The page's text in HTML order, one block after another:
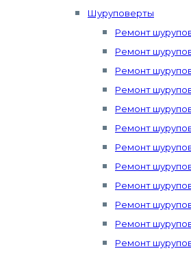
Шуруповерты
Ремонт
Ремонт
Ремонт
Ремонт
Ремонт
Ремонт
Ремонт
Ремонт
Ремонт
Ремонт
Ремонт
Ремонт